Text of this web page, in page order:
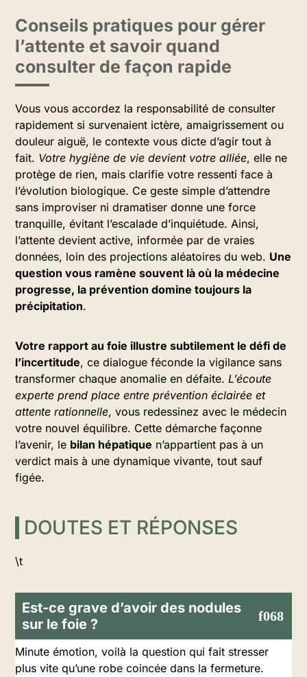
Conseils pratiques pour gérer
l’attente et savoir quand
consulter de façon rapide
Vous vous accordez la responsabilité de consulter
rapidement si survenaient ictère, amaigrissement ou
douleur aiguë, le contexte vous dicte d’agir tout à
fait. Votre hygiène de vie devient votre alliée, elle ne
protège de rien, mais clarifie votre ressenti face à
l’évolution biologique. Ce geste simple d’attendre
sans improviser ni dramatiser donne une force
tranquille, évitant l’escalade d’inquiétude. Ainsi,
l’attente devient active, informée par de vraies
données, loin des projections aléatoires du web. Une
question vous ramène souvent là où la médecine
progresse, la prévention domine toujours la
précipitation.
Votre rapport au foie illustre subtilement le défi de
l’incertitude, ce dialogue féconde la vigilance sans
transformer chaque anomalie en défaite. L’écoute
experte prend place entre prévention éclairée et
attente rationnelle, vous redessinez avec le médecin
votre nouvel équilibre. Cette démarche façonne
l’avenir, le bilan hépatique n’appartient pas à un
verdict mais à une dynamique vivante, tout sauf
figée.
DOUTES ET RÉPONSES
\t
Est-ce grave d’avoir des nodules
sur le foie ?
Minute émotion, voilà la question qui fait stresser
plus vite qu’une robe coincée dans la fermeture.